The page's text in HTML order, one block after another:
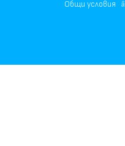
Общи условия